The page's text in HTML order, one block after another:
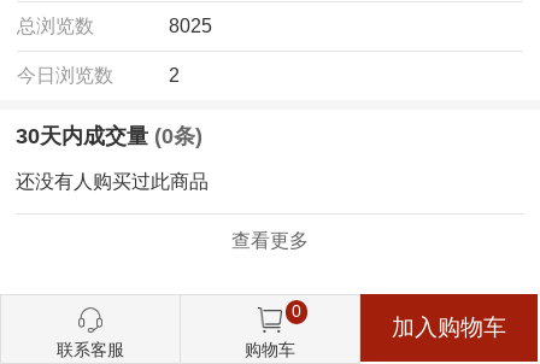
总浏览数 8025
今日浏览数 2
30天内成交量 (0条)
还没有人购买过此商品
查看更多
联系客服 购物车
0
加入购物车